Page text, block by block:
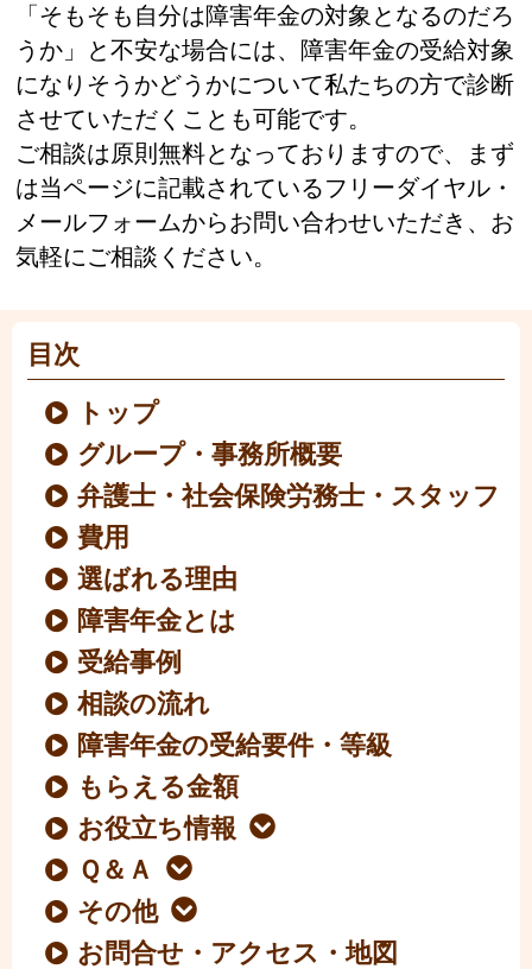
「そもそも自分は障害年金の対象となるのだろ
うか」と不安な場合には、障害年金の受給対象
になりそうかどうかについて私たちの方で診断
させていただくことも可能です。
ご相談は原則無料となっておりますので、まず
は当ページに記載されているフリーダイヤル・
メールフォームからお問い合わせいただき、お
気軽にご相談ください。
目次
トップ
グループ・事務所概要
弁護士・社会保険労務士・スタッフ
費用
選ばれる理由
障害年金とは
受給事例
相談の流れ
障害年金の受給要件・等級
もらえる金額
お役立ち情報
Ｑ＆Ａ
その他
お問合せ・アクセス・地図